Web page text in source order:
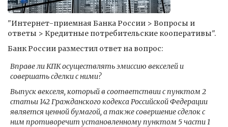
"Интернет-приемная Банка России > Вопросы и
ответы > Кредитные потребительские кооперативы".
Банк России разместил ответ на вопрос:
Вправе ли КПК осуществлять эмиссию векселей и
совершать сделки с ними?
Выпуск векселя, который в соответствии с пунктом 2
статьи 142 Гражданского кодекса Российской Федерации
является ценной бумагой, а также совершение сделок с
ним противоречит установленному пунктом 5 части 1